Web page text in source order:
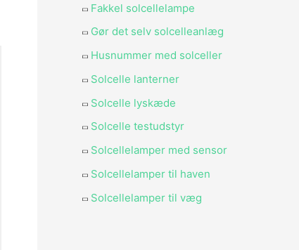
Fakkel solcellelampe
Gør det selv solcelleanlæg
Husnummer med solceller
Solcelle lanterner
Solcelle lyskæde
Solcelle testudstyr
Solcellelamper med sensor
Solcellelamper til haven
Solcellelamper til væg